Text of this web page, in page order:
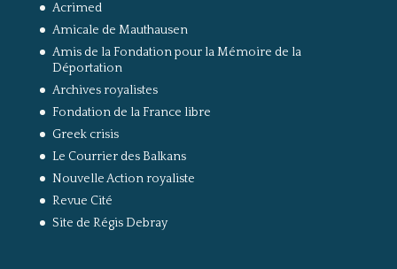
Acrimed
Amicale de Mauthausen
Amis de la Fondation pour la Mémoire de la
Déportation
Archives royalistes
Fondation de la France libre
Greek crisis
Le Courrier des Balkans
Nouvelle Action royaliste
Revue Cité
Site de Régis Debray